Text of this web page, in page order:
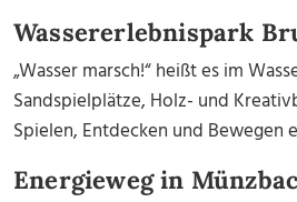
Wassererlebnispark
„Wasser marsch!“ heißt es im
Sandspielplätze, Holz- und
Spielen, Entdecken und Bewegen
Energieweg in